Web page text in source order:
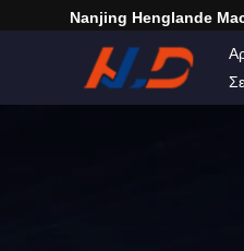
Nanjing Henglande